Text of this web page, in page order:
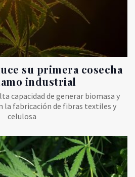
su primera cosecha
industrial
capacidad de generar biomasa y
la fabricación de fibras textiles y
celulosa